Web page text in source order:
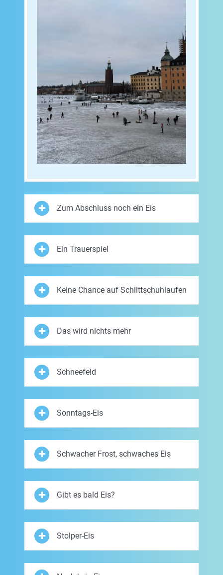
Zum Abschluss noch ein Eis
Ein Trauerspiel
Keine Chance auf Schlittschuhlaufen
Das wird nichts mehr
Schneefeld
Sonntags-Eis
Schwacher Frost, schwaches Eis
Gibt es bald Eis?
Stolper-Eis